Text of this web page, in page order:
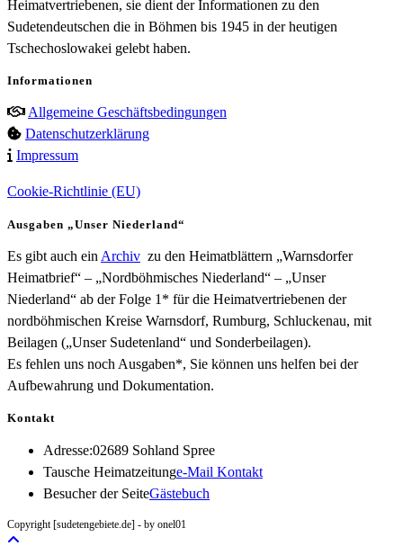
Heimatvertriebenen, sie dient der Informationen zu den
Sudetendeutschen die in Böhmen bis 1945 in der heutigen
Tschechoslowakei gelebt haben.
Informationen
Allgemeine Geschäftsbedingungen
Datenschutzerklärung
Impressum
Cookie-Richtlinie (EU)
Ausgaben „Unser Niederland“
Es gibt auch ein Archiv zu den Heimatblättern „Warnsdorfer
Heimatbrief“ – „Nordböhmisches Niederland“ – „Unser
Niederland“ ab der Folge 1* für die Heimatvertriebenen der
nordböhmischen Kreise Warnsdorf, Rumburg, Schluckenau, mit
Beilagen („Unser Sudetenland“ und Sonderbeilagen).
Es fehlen uns noch Ausgaben*, Sie können uns helfen bei der
Aufbewahrung und Dokumentation.
Kontakt
Adresse:02689 Sohland Spree
Tausche Heimatzeitunge-Mail KontaktOpens
Besucher der SeiteGästebuch
Copyright [sudetengebiete.de] - by onel01